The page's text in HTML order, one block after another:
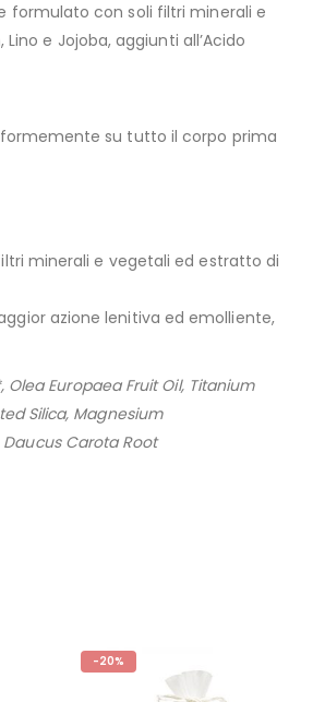
formulato con soli filtri minerali e
e Jojoba, aggiunti all’Acido
su tutto il corpo prima
minerali e vegetali ed estratto di
azione lenitiva ed emolliente,
Olea Europaea Fruit Oil, Titanium
Silica, Magnesium
Carota Root
-20%